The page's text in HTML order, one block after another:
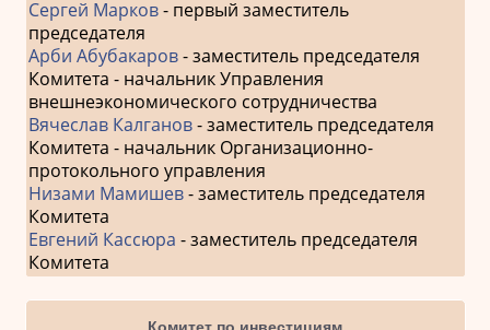
Сергей Марков- первый заместитель
председателя
Арби Абубакаров- заместитель председателя
Комитета - начальник Управления
внешнеэкономического сотрудничества
Вячеслав Калганов- заместитель председателя
Комитета - начальник Организационно-
протокольного управления
Низами Мамишев- заместитель председателя
Комитета
Евгений Кассюра - заместитель председателя
Комитета
Комитет по инвестициям